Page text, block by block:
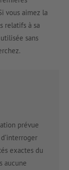
vous aimez la
relatifs à sa
sans
prévue
exactes du
aucune